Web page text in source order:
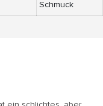
Schmuck